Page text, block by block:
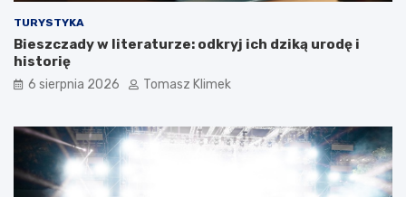
TURYSTYKA
Bieszczady w literaturze: odkryj ich dziką urodę i
historię
6 sierpnia 2026 Tomasz Klimek